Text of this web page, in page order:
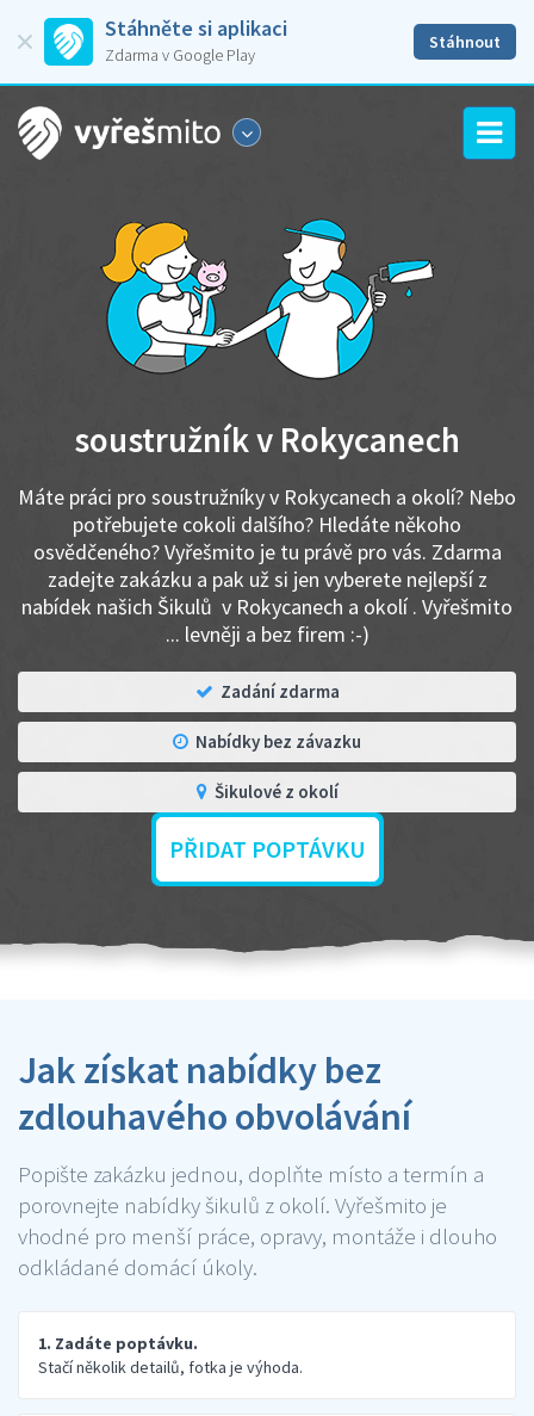
Stáhněte si aplikaci
Zdarma v Google Play
Stáhnout
soustružník v Rokycanech
Máte práci pro soustružníky v Rokycanech a okolí? Nebo
potřebujete cokoli dalšího? Hledáte někoho
osvědčeného? Vyřešmito je tu právě pro vás. Zdarma
zadejte zakázku a pak už si jen vyberete nejlepší z
nabídek našich Šikulů v Rokycanech a okolí . Vyřešmito
... levněji a bez firem :-)
Zadání zdarma
Nabídky bez závazku
Šikulové z okolí
PŘIDAT POPTÁVKU
Jak získat nabídky bez
zdlouhavého obvolávání
Popište zakázku jednou, doplňte místo a termín a
porovnejte nabídky šikulů z okolí. Vyřešmito je
vhodné pro menší práce, opravy, montáže i dlouho
odkládané domácí úkoly.
1. Zadáte poptávku.
Stačí několik detailů, fotka je výhoda.